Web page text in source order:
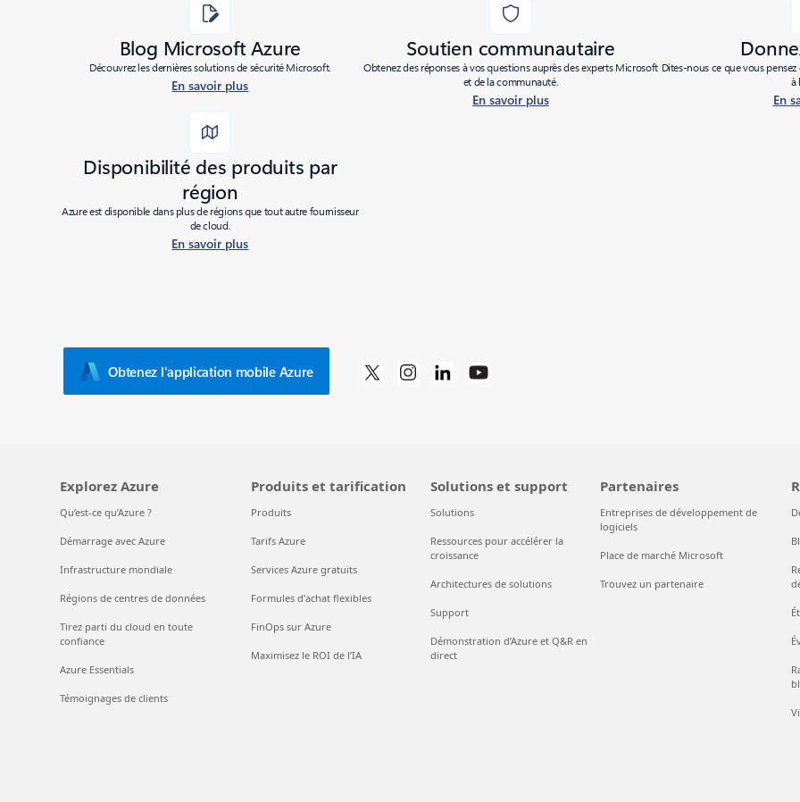
Blog Microsoft Azure
Découvrez les dernières solutions de sécurité Microsoft.
En savoir plus
Soutien communautaire
Obtenez des réponses à vos questions auprès des experts Microsoft
et de la communauté.
En savoir plus
Dites-nous ce que vous
à
En
Disponibilité des produits par
région
Azure est disponible dans plus de régions que tout autre fournisseur
de cloud.
En savoir plus
Obtenez l'application mobile Azure
Explorez Azure
Qu’est-ce qu’Azure ?
Démarrage avec Azure
Infrastructure mondiale
Régions de centres de données
Tirez parti du cloud en toute
confiance
Azure Essentials
Témoignages de clients
Produits et tarification
Produits
Tarifs Azure
Services Azure gratuits
Formules d’achat flexibles
FinOps sur Azure
Maximisez le ROI de l’IA
Solutions et support
Solutions
Ressources pour accélérer la
croissance
Architectures de solutions
Support
Démonstration d’Azure et Q&R en
direct
Partenaires
Entreprises de développement de
logiciels
Place de marché Microsoft
Trouvez un partenaire